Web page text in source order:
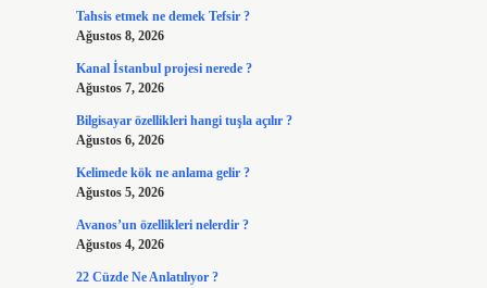
Tahsis etmek ne demek Tefsir ?
Ağustos 8, 2026
Kanal İstanbul projesi nerede ?
Ağustos 7, 2026
Bilgisayar özellikleri hangi tuşla açılır ?
Ağustos 6, 2026
Kelimede kök ne anlama gelir ?
Ağustos 5, 2026
Avanos’un özellikleri nelerdir ?
Ağustos 4, 2026
22 Cüzde Ne Anlatılıyor ?